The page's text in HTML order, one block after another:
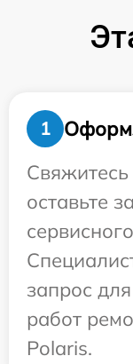
1
оставьте
запрос
работ
Polaris.